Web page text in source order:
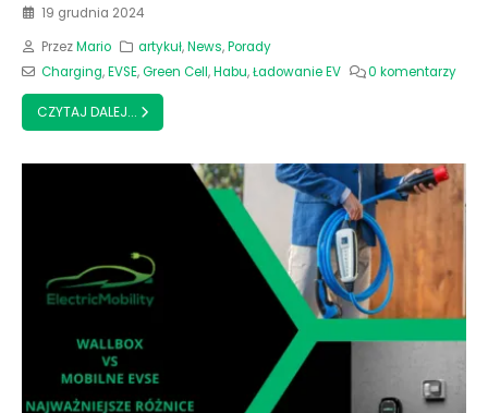
19 grudnia 2024
PrzezMario artykuł,News,Porady
Charging,EVSE,Green Cell,Habu,Ładowanie EV 0 komentarzy
CZYTAJ DALEJ...